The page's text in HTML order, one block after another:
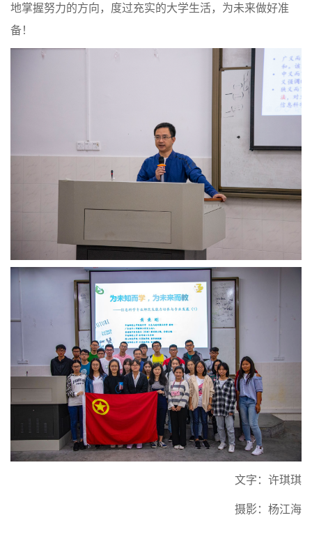
地掌握努力的方向，度过充实的大学生活，为未来做好准
备！
文字：许琪琪
摄影：杨江海